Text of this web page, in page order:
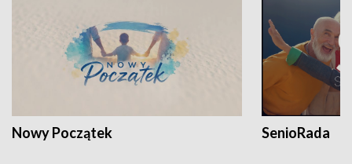
Nowy Początek SenioRada